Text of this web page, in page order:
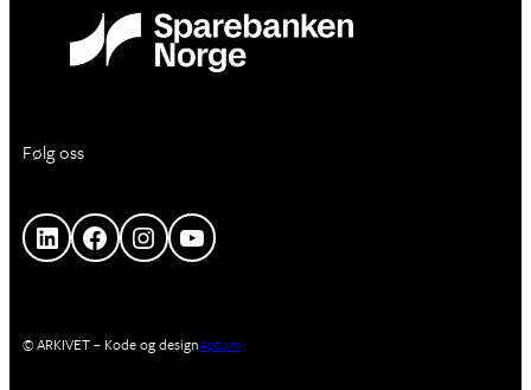
Følg oss
LinkedIn Facebook Instagram YouTube
© ARKIVET – Kode og designAptum